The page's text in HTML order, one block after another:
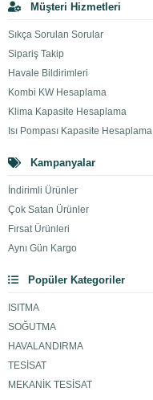
Müşteri Hizmetleri
Sıkça Sorulan Sorular
Sipariş Takip
Havale Bildirimleri
Kombi KW Hesaplama
Klima Kapasite Hesaplama
Isı Pompası Kapasite Hesaplama
Kampanyalar
İndirimli Ürünler
Çok Satan Ürünler
Fırsat Ürünleri
Aynı Gün Kargo
Popüler Kategoriler
ISITMA
SOĞUTMA
HAVALANDIRMA
TESİSAT
MEKANİK TESİSAT